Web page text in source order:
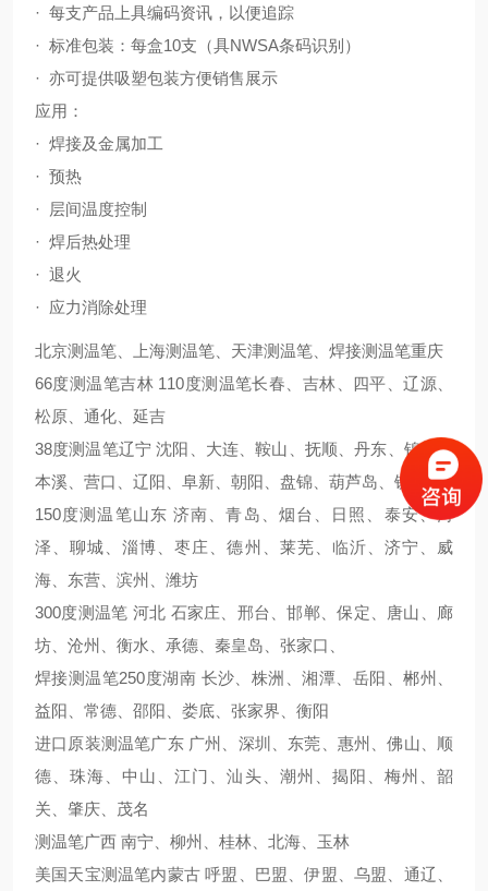
· 每支产品上具编码资讯，以便追踪
· 标准包装：每盒10支（具NWSA条码识别）
· 亦可提供吸塑包装方便销售展示
应用：
· 焊接及金属加工
· 预热
· 层间温度控制
· 焊后热处理
· 退火
· 应力消除处理
北京测温笔、上海测温笔、天津测温笔、焊接测温笔重庆
66度测温笔吉林 110度测温笔长春、吉林、四平、辽源、
松原、通化、延吉
38度测温笔辽宁 沈阳、大连、鞍山、抚顺、丹东、锦州、
本溪、营口、辽阳、阜新、朝阳、盘锦、葫芦岛、铁岭
150度测温笔山东 济南、青岛、烟台、日照、泰安、菏
泽、聊城、淄博、枣庄、德州、莱芜、临沂、济宁、威
海、东营、滨州、潍坊
300度测温笔 河北 石家庄、邢台、邯郸、保定、唐山、廊
坊、沧州、衡水、承德、秦皇岛、张家口、
焊接测温笔250度湖南 长沙、株洲、湘潭、岳阳、郴州、
益阳、常德、邵阳、娄底、张家界、衡阳
进口原装测温笔广东 广州、深圳、东莞、惠州、佛山、顺
德、珠海、中山、江门、汕头、潮州、揭阳、梅州、韶
关、肇庆、茂名
测温笔广西 南宁、柳州、桂林、北海、玉林
美国天宝测温笔内蒙古 呼盟、巴盟、伊盟、乌盟、通辽、